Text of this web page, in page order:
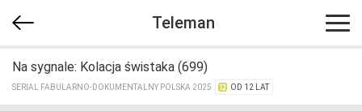
Teleman
Na sygnale: Kolacja świstaka (699)
SERIAL FABULARNO-DOKUMENTALNY POLSKA 2025 OD 12 LAT